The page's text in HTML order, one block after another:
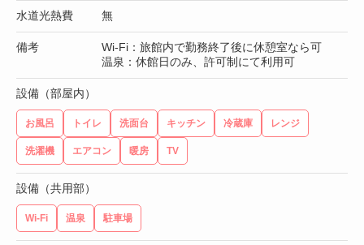
水道光熱費 無
備考
Wi-Fi：旅館内で勤務終了後に休憩室なら可
温泉：休館日のみ、許可制にて利用可
設備（部屋内）
お風呂 トイレ 洗面台 キッチン 冷蔵庫 レンジ
洗濯機 エアコン 暖房 TV
設備（共用部）
Wi-Fi 温泉 駐車場